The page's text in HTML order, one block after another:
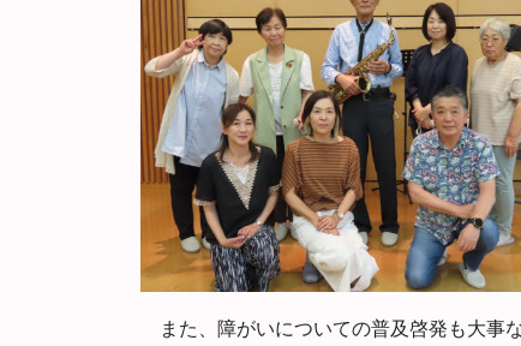
また、障がいについての普及啓発も大事